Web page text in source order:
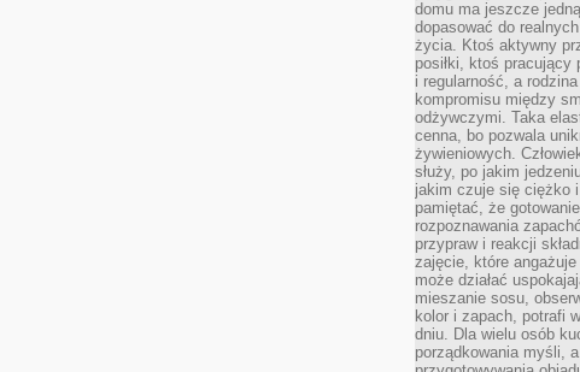
domu ma jeszcze
dopasować do
życia. Ktoś aktywny
posiłki, ktoś
i regularność, a
kompromisu między
odżywczymi. Taka
cenna, bo pozwala
żywieniowych.
służy, po jakim
jakim czuje się ciężko
pamiętać, że
rozpoznawania
przypraw i reakcji
zajęcie, które
może działać
mieszanie sosu,
kolor i zapach, potrafi
dniu. Dla wielu osób
porządkowania myśli,